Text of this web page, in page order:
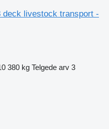
deck livestock transport -
380 kg Telgede arv 3